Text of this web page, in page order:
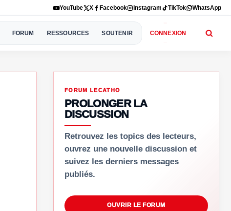
YouTube X Facebook Instagram TikTok WhatsApp
FORUM RESSOURCES SOUTENIR CONNEXION
FORUM LECATHO
PROLONGER LA
DISCUSSION
Retrouvez les topics des lecteurs,
ouvrez une nouvelle discussion et
suivez les derniers messages
publiés.
OUVRIR LE FORUM